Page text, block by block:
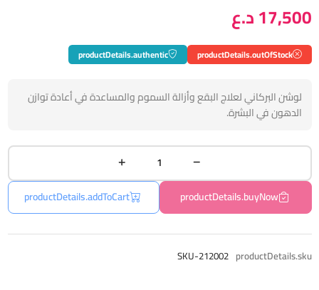
17,500 د.ع
productDetails.outOfStock
productDetails.authentic
لوشن البركاني لعلاج البقع وأزالة السموم والمساعدة في أعادة توازن
الدهون في البشرة.
productDetails.buyNow
productDetails.addToCart
productDetails.sku
SKU-212002